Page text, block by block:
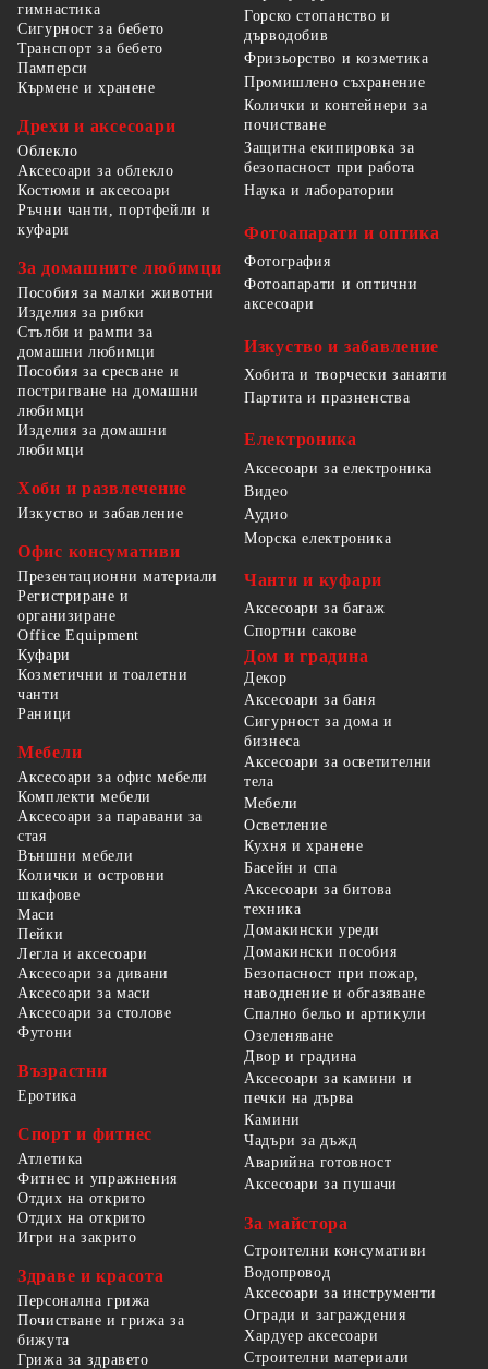
гимнастика
Сигурност за бебето
Транспорт за бебето
Памперси
Кърмене и хранене
Дрехи и аксесоари
Облекло
Аксесоари за облекло
Костюми и аксесоари
Ръчни чанти, портфейли и
куфари
За домашните любимци
Пособия за малки животни
Изделия за рибки
Стълби и рампи за
домашни любимци
Пособия за сресване и
постригване на домашни
любимци
Изделия за домашни
любимци
Хоби и развлечение
Изкуство и забавление
Офис консумативи
Презентационни материали
Регистриране и
организиране
Office Equipment
Горско стопанство и
дърводобив
Фризьорство и козметика
Промишлено съхранение
Колички и контейнери за
почистване
Защитна екипировка за
безопасност при работа
Наука и лаборатории
Фотоапарати и оптика
Фотография
Фотоапарати и оптични
аксесоари
Изкуство и забавление
Хобита и творчески занаяти
Партита и празненства
Електроника
Аксесоари за електроника
Видео
Аудио
Морска електроника
Чанти и куфари
Аксесоари за багаж
Спортни сакове
Куфари
Козметични и тоалетни
чанти
Раници
Мебели
Аксесоари за офис мебели
Комплекти мебели
Аксесоари за паравани за
стая
Външни мебели
Колички и островни
шкафове
Маси
Пейки
Легла и аксесоари
Аксесоари за дивани
Аксесоари за маси
Аксесоари за столове
Футони
Възрастни
Еротика
Спорт и фитнес
Атлетика
Фитнес и упражнения
Отдих на открито
Отдих на открито
Игри на закрито
Здраве и красота
Персонална грижа
Почистване и грижа за
бижута
Грижа за здравето
Дом и градина
Декор
Аксесоари за баня
Сигурност за дома и
бизнеса
Аксесоари за осветителни
тела
Мебели
Осветление
Кухня и хранене
Басейн и спа
Аксесоари за битова
техника
Домакински уреди
Домакински пособия
Безопасност при пожар,
наводнение и обгазяване
Спално бельо и артикули
Озеленяване
Двор и градина
Аксесоари за камини и
печки на дърва
Камини
Чадъри за дъжд
Аварийна готовност
Аксесоари за пушачи
За майстора
Строителни консумативи
Водопровод
Аксесоари за инструменти
Огради и заграждения
Хардуер аксесоари
Строителни материали